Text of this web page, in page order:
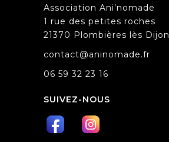
Association Ani’nomade
1 rue des petites roches
21370 Plombières lès Dijon
contact@aninomade.fr
06 59 32 23 16
SUIVEZ-NOUS